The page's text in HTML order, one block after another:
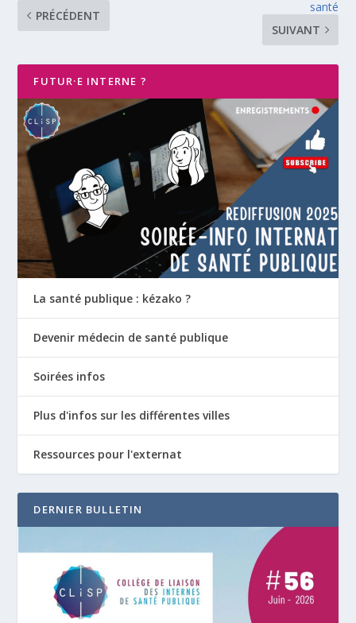
PRÉCÉDENT
santé
SUIVANT
FUTUR·E INTERNE ?
La santé publique : kézako ?
Devenir médecin de santé publique
Soirées infos
Plus d'infos sur les différentes villes
Ressources pour l'externat
DERNIER BULLETIN